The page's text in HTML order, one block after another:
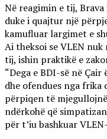
Në reagimin e tij, Brava
duke i quajtur një
kamufluar largimet e
Ai theksoi se VLEN
tij, ishin praktikë e
“Dega e BDI-së në
dhe ofendues nga frika
përpiqen të
ndërkohë që
për t’iu bashkuar